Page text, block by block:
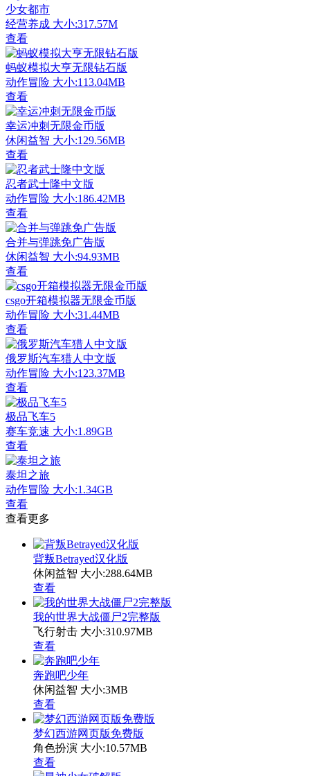
少女都市
经营养成 大小:317.57M
查看
蚂蚁模拟大亨无限钻石版
动作冒险 大小:113.04MB
查看
幸运冲刺无限金币版
休闲益智 大小:129.56MB
查看
忍者武士隆中文版
动作冒险 大小:186.42MB
查看
合并与弹跳免广告版
休闲益智 大小:94.93MB
查看
csgo开箱模拟器无限金币版
动作冒险 大小:31.44MB
查看
俄罗斯汽车猎人中文版
动作冒险 大小:123.37MB
查看
极品飞车5
赛车竞速 大小:1.89GB
查看
泰坦之旅
动作冒险 大小:1.34GB
查看
查看更多
背叛Betrayed汉化版
休闲益智 大小:288.64MB
查看
我的世界大战僵尸2完整版
飞行射击 大小:310.97MB
查看
奔跑吧少年
休闲益智 大小:3MB
查看
梦幻西游网页版免费版
角色扮演 大小:10.57MB
查看